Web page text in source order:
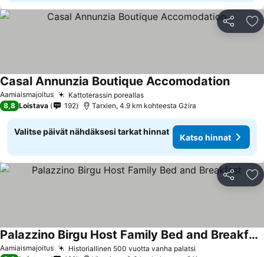
Jaa
Aamiaismajoitus Kattoterassin poreallas
Casal Annunzia Boutique Accomodation
8,8 Loistava 192 Tarxien, 4.9 km kohteesta Gżira
Valitse päivät nähdäksesi tarkat hinnat
Katso hinnat
Jaa
Aamiaismajoitus Historiallinen 500 vuotta vanha palatsi
Palazzino Birgu Host Family Bed and Breakfast